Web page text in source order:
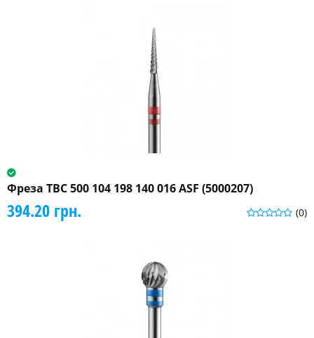
Фреза ТВС 500 104 198 140 016 ASF (5000207)
(0)
394.20 грн.